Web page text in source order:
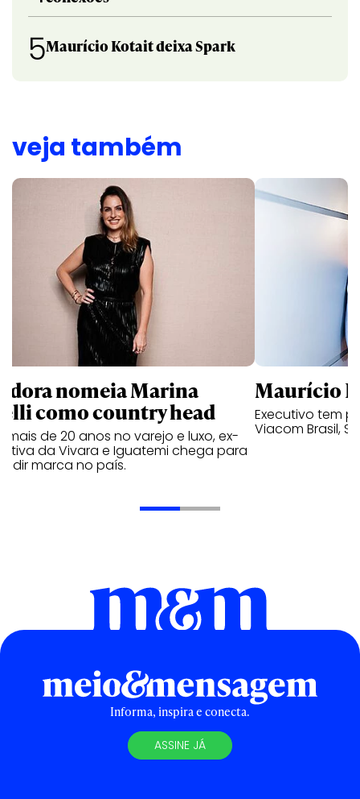
5Maurício Kotait deixa Spark
veja também
nomeia Marina
como country head
mais de 20 anos no varejo e luxo, ex-
da Vivara e Iguatemi chega para
marca no país.
Maurício
Executivo tem
Viacom Brasil,
Informa, inspira e conecta.
ASSINE JÁ